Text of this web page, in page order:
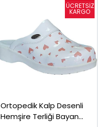
Ortopedik Kalp Desenli
Hemşire Terliği Bayan